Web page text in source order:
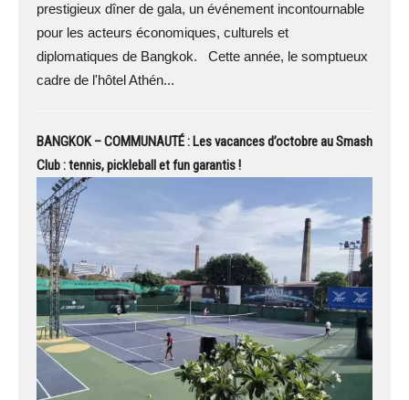
prestigieux dîner de gala, un événement incontournable
pour les acteurs économiques, culturels et
diplomatiques de Bangkok. Cette année, le somptueux
cadre de l'hôtel Athén...
BANGKOK – COMMUNAUTÉ : Les vacances d’octobre au Smash
Club : tennis, pickleball et fun garantis !